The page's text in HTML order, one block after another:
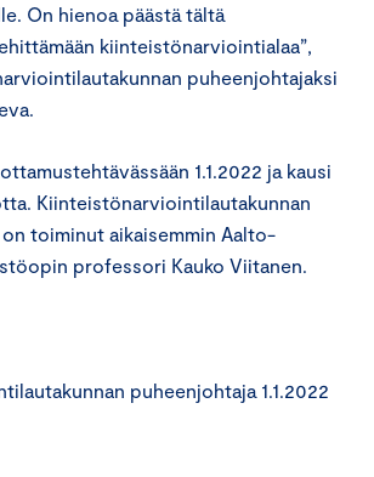
On hienoa päästä tältä
kiinteistönarviointialaa”,
puheenjohtajaksi
1.1.2022 ja kausi
Kiinteistönarviointilautakunnan
toiminut aikaisemmin Aalto-
professori Kauko Viitanen.
puheenjohtaja 1.1.2022